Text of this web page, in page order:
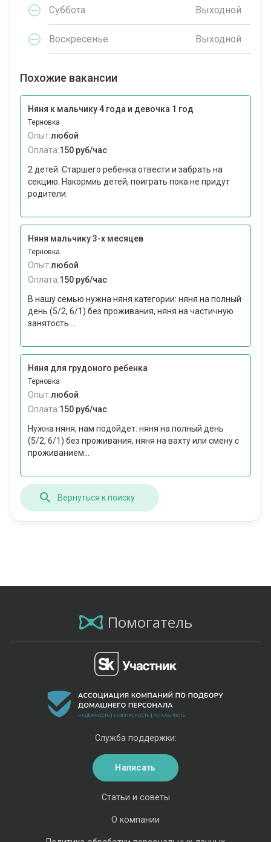
Суббота Выходной
Воскресенье Выходной
Похожие вакансии
Няня к мальчику 4 года и девочка 1 год
Терновка
Опыт:любой
Оплата:150 руб/час
2 детей. Старшего ребенка отвести и забрать на
секцию. Накормиь детей, поиграть пока не придут
родители.
Няня мальчику 3-х месяцев
Терновка
Опыт:любой
Оплата:150 руб/час
В нашу семью нужна няня категории: няня на полный
день (5/2, 6/1) без проживания, няня на частичную
занятость....
Няня для грудоного ребенка
Терновка
Опыт:любой
Оплата:150 руб/час
Нужна няня, нам подойдет: няня на полный день
(5/2, 6/1) без проживания, няня на вахту или смену с
проживанием...
Вернуться к поиску
Помогатель
Статьи и советы
О компании
Служба поддержки:
Написать